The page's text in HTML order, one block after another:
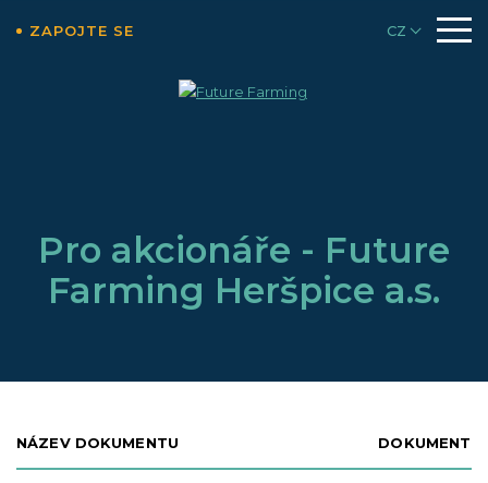
CZ
ZAPOJTE SE
Pro akcionáře - Future
Farming Heršpice a.s.
NÁZEV DOKUMENTU DOKUMENT